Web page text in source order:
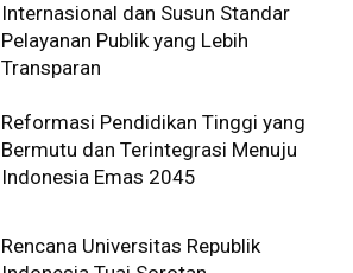
Internasional dan Susun Standar
Pelayanan Publik yang Lebih
Transparan
Reformasi Pendidikan Tinggi yang
Bermutu dan Terintegrasi Menuju
Indonesia Emas 2045
Rencana Universitas Republik